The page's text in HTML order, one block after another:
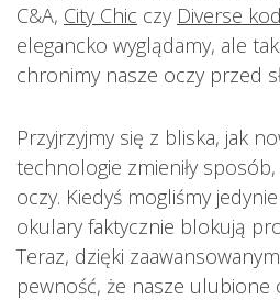
C&A, City Chic czy Diverse
elegancko wyglądamy, ale
chronimy nasze oczy przed
Przyjrzyjmy się z bliska, jak
technologie zmieniły
oczy. Kiedyś mogliśmy
okulary faktycznie blokują
Teraz, dzięki
pewność, że nasze ulubione